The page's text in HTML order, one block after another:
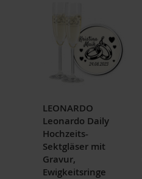
LEONARDO
Leonardo Daily
Hochzeits-
Sektgläser mit
Gravur,
Ewigkeitsringe